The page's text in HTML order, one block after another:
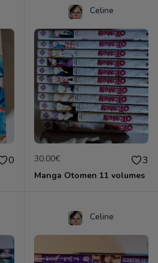
0
Celine
30.00€ 3
Manga Otomen 11 volumes
Celine